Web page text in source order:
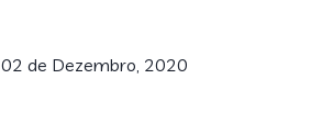
02 de Dezembro, 2020